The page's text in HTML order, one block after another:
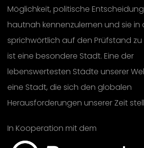
Möglichkeit, politische
hautnah kennenzulernen und sie in
sprichwörtlich auf den Prüfstand zu
ist eine besondere Stadt. Eine der
lebenswertesten Städte unserer
eine Stadt, die sich den globalen
Herausforderungen unserer Zeit
In Kooperation mit dem